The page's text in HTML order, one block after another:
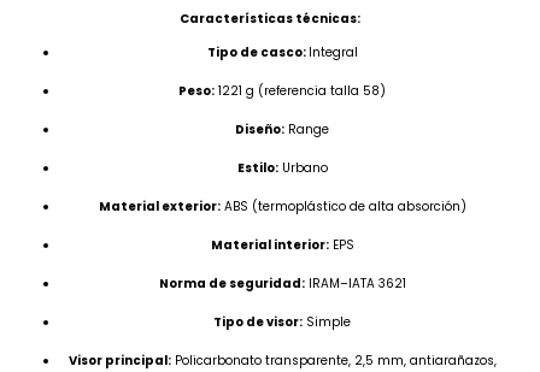
Características técnicas:
Tipo de casco: Integral
Peso: 1221 g (referencia talla 58)
Diseño: Range
Estilo:Urbano
Material exterior:ABS (termoplástico de alta absorción)
Material interior:EPS
Norma de seguridad:IRAM–IATA 3621
Tipo de visor: Simple
Visor principal:Policarbonato transparente, 2,5 mm, antiarañazos,